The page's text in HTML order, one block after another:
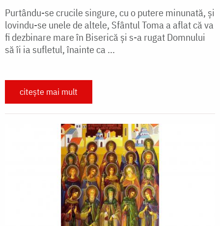
Purtându-se crucile singure, cu o putere minunată, și
lovindu-se unele de altele, Sfântul Toma a aflat că va
fi dezbinare mare în Biserică și s-a rugat Domnului
să îi ia sufletul, înainte ca ...
citește mai mult